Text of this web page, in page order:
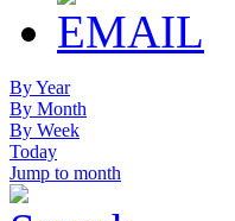
By Year
By Month
By Week
Today
Jump to month